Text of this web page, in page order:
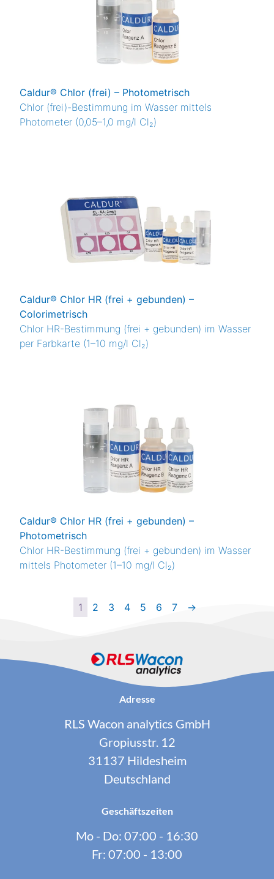
Caldur® Chlor (frei) – Photometrisch
Chlor (frei)-Bestimmung im Wasser mittels
Photometer (0,05–1,0 mg/l Cl₂)
Caldur® Chlor HR (frei + gebunden) –
Colorimetrisch
Chlor HR-Bestimmung (frei + gebunden) im Wasser
per Farbkarte (1–10 mg/l Cl₂)
Caldur® Chlor HR (frei + gebunden) –
Photometrisch
Chlor HR-Bestimmung (frei + gebunden) im Wasser
mittels Photometer (1–10 mg/l Cl₂)
1 2 3 4 5 6 7 →
Adresse
RLS Wacon analytics GmbH
Gropiusstr. 12
31137 Hildesheim
Deutschland
Geschäftszeiten
Mo - Do: 07:00 - 16:30
Fr: 07:00 - 13:00